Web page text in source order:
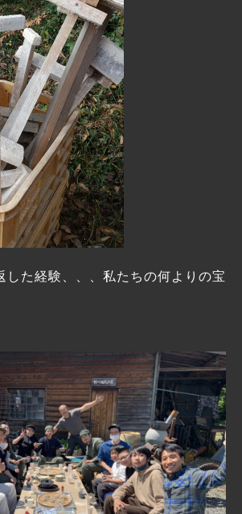
した経験、、、私たちの何よりの宝